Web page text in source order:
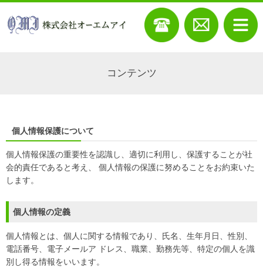
コンテンツ
個人情報保護について
個人情報保護の重要性を認識し、適切に利用し、保護することが社
会的責任であると考え、 個人情報の保護に努めることをお約束いた
します。
個人情報の定義
個人情報とは、個人に関する情報であり、氏名、生年月日、性別、
電話番号、電子メールア ドレス、職業、勤務先等、特定の個人を識
別し得る情報をいいます。